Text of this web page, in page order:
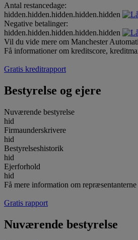
Antal restancedage:
hidden.hidden.hidden.hidden.hidden
Negative betalinger:
hidden.hidden.hidden.hidden.hidden
Vil du vide mere om Manchester
Få informationer om kreditscore,
Gratis kreditrapport
Bestyrelse og ejere
Nuværende bestyrelse
hid
Firmaunderskrivere
hid
Bestyrelseshistorik
hid
Ejerforhold
hid
Få mere information om
Gratis rapport
Nuværende bestyrelse